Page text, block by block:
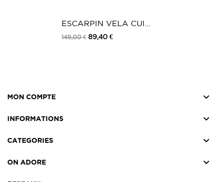
ESCARPIN VELA CUIR
ET TSSU ROSE
149,00 € 89,40 €
MON COMPTE 
INFORMATIONS 
CATEGORIES 
ON ADORE 